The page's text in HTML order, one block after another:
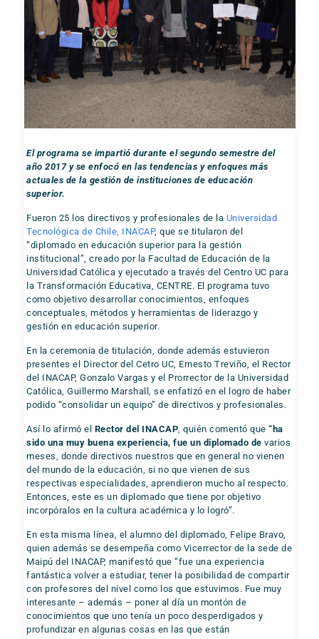
El programa se impartió durante el segundo semestre del
año 2017 y se enfocó en las tendencias y enfoques más
actuales de la gestión de instituciones de educación
superior.
Fueron 25 los directivos y profesionales de la Universidad
Tecnológica de Chile, INACAP, que se titularon del
“diplomado en educación superior para la gestión
institucional”, creado por la Facultad de Educación de la
Universidad Católica y ejecutado a través del Centro UC para
la Transformación Educativa, CENTRE. El programa tuvo
como objetivo desarrollar conocimientos, enfoques
conceptuales, métodos y herramientas de liderazgo y
gestión en educación superior.
En la ceremonia de titulación, donde además estuvieron
presentes el Director del Cetro UC, Ernesto Treviño, el Rector
del INACAP, Gonzalo Vargas y el Prorrector de la Universidad
Católica, Guillermo Marshall, se enfatizó en el logro de haber
podido “consolidar un equipo” de directivos y profesionales.
Así lo afirmó el Rector del INACAP , quién comentó que“ha
sido una muy buena experiencia, fue un diplomado devarios
meses, donde directivos nuestros que en general no vienen
del mundo de la educación, si no que vienen de sus
respectivas especialidades, aprendieron mucho al respecto.
Entonces, este es un diplomado que tiene por objetivo
incorpóralos en la cultura académica y lo logró”.
En esta misma línea, el alumno del diplomado, Felipe Bravo,
quien además se desempeña como Vicerrector de la sede de
Maipú del INACAP, manifestó que “fue una experiencia
fantástica volver a estudiar, tener la posibilidad de compartir
con profesores del nivel como los que estuvimos. Fue muy
interesante – además – poner al día un montón de
conocimientos que uno tenía un poco desperdigados y
profundizar en algunas cosas en las que están